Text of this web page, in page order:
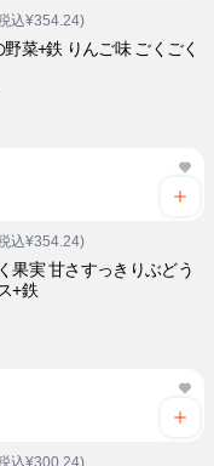
込¥354.24)
野菜+鉄 りんご味 ごくごく
込¥354.24)
果実 甘さすっきりぶどう
+鉄
込¥300.24)